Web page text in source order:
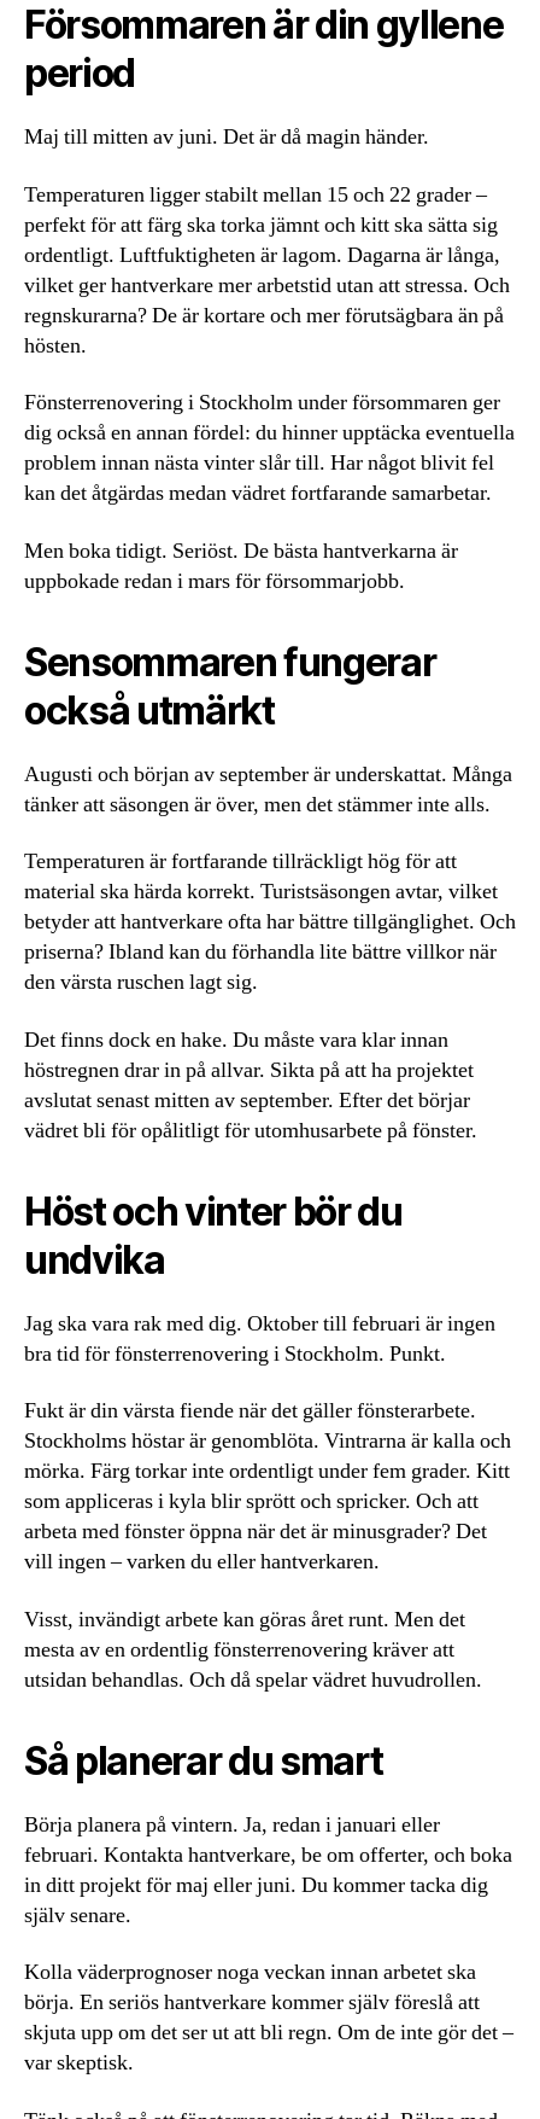
Försommaren är din gyllene
period
Maj till mitten av juni. Det är då magin händer.
Temperaturen ligger stabilt mellan 15 och 22 grader –
perfekt för att färg ska torka jämnt och kitt ska sätta sig
ordentligt. Luftfuktigheten är lagom. Dagarna är långa,
vilket ger hantverkare mer arbetstid utan att stressa. Och
regnskurarna? De är kortare och mer förutsägbara än på
hösten.
Fönsterrenovering i Stockholm under försommaren ger
dig också en annan fördel: du hinner upptäcka eventuella
problem innan nästa vinter slår till. Har något blivit fel
kan det åtgärdas medan vädret fortfarande samarbetar.
Men boka tidigt. Seriöst. De bästa hantverkarna är
uppbokade redan i mars för försommarjobb.
Sensommaren fungerar
också utmärkt
Augusti och början av september är underskattat. Många
tänker att säsongen är över, men det stämmer inte alls.
Temperaturen är fortfarande tillräckligt hög för att
material ska härda korrekt. Turistsäsongen avtar, vilket
betyder att hantverkare ofta har bättre tillgänglighet. Och
priserna? Ibland kan du förhandla lite bättre villkor när
den värsta ruschen lagt sig.
Det finns dock en hake. Du måste vara klar innan
höstregnen drar in på allvar. Sikta på att ha projektet
avslutat senast mitten av september. Efter det börjar
vädret bli för opålitligt för utomhusarbete på fönster.
Höst och vinter bör du
undvika
Jag ska vara rak med dig. Oktober till februari är ingen
bra tid för fönsterrenovering i Stockholm. Punkt.
Fukt är din värsta fiende när det gäller fönsterarbete.
Stockholms höstar är genomblöta. Vintrarna är kalla och
mörka. Färg torkar inte ordentligt under fem grader. Kitt
som appliceras i kyla blir sprött och spricker. Och att
arbeta med fönster öppna när det är minusgrader? Det
vill ingen – varken du eller hantverkaren.
Visst, invändigt arbete kan göras året runt. Men det
mesta av en ordentlig fönsterrenovering kräver att
utsidan behandlas. Och då spelar vädret huvudrollen.
Så planerar du smart
Börja planera på vintern. Ja, redan i januari eller
februari. Kontakta hantverkare, be om offerter, och boka
in ditt projekt för maj eller juni. Du kommer tacka dig
själv senare.
Kolla väderprognoser noga veckan innan arbetet ska
börja. En seriös hantverkare kommer själv föreslå att
skjuta upp om det ser ut att bli regn. Om de inte gör det –
var skeptisk.